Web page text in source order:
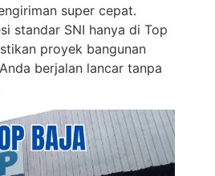
super cepat.
standar SNI hanya di Top
proyek bangunan
berjalan lancar tanpa